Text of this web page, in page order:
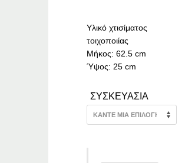
€236.54
Υλικό χτισίματος
τοιχοποιίας
Μήκος: 62.5 cm
Ύψος: 25 cm
ΣΥΣΚΕΥΑΣΙΑ